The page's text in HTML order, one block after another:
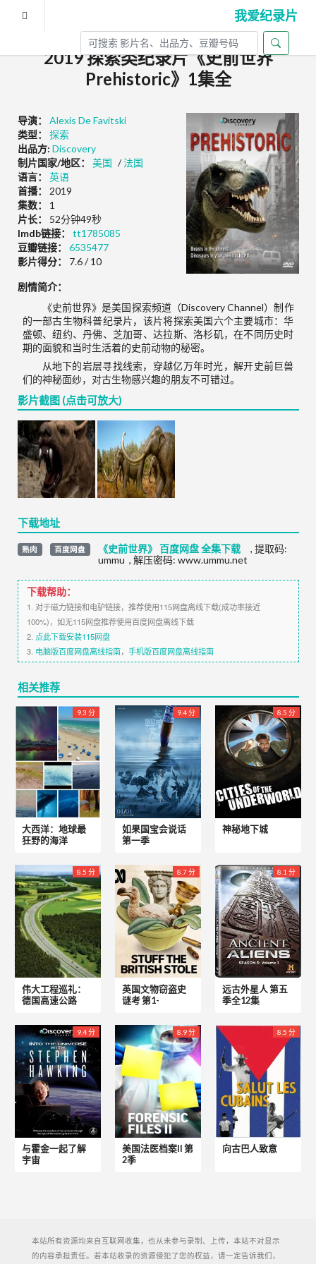
我爱纪录片
2019 探索类纪录片《史前世界
Prehistoric》1集全
导演：
Alexis De Favitski
类型：
探索
出品方: Discovery
制片国家/地区：
美国 /法国
语言：
英语
首播：
2019
集数：
1
片长：
52分钟49秒
Imdb链接：
tt1785085
豆瓣链接：
6535477
影片得分：
7.6 / 10
剧情简介：
《史前世界》是美国探索频道（Discovery Channel）制作
的一部古生物科普纪录片，该片将探索美国六个主要城市：华
盛顿、纽约、丹佛、芝加哥、达拉斯、洛杉矶，在不同历史时
期的面貌和当时生活着的史前动物的秘密。
从地下的岩层寻找线索，穿越亿万年时光，解开史前巨兽
们的神秘面纱，对古生物感兴趣的朋友不可错过。
影片截图 (点击可放大)
下载地址
熟肉 百度网盘 《史前世界》 百度网盘 全集下载 , 提取码:
ummu , 解压密码: www.ummu.net
下载帮助：
1. 对于磁力链接和电驴链接，推荐使用115网盘离线下载(成功率接近
100%)，如无115网盘推荐使用百度网盘离线下载
2. 点此下载安装115网盘
3. 电脑版百度网盘离线指南， 手机版百度网盘离线指南
相关推荐
9.3 分
大西洋：地球最
狂野的海洋
9.4 分
如果国宝会说话
第一季
8.5 分
神秘地下城
8.5 分
伟大工程巡礼：
德国高速公路
8.7 分
英国文物窃盗史
谜考 第1-
8.1 分
远古外星人 第五
季全12集
9.4 分
与霍金一起了解
宇宙
8.9 分
美国法医档案II 第
2季
8.5 分
向古巴人致意
本站所有资源均来自互联网收集，也从未参与录制、上传，本站不对显示
的内容承担责任。若本站收录的资源侵犯了您的权益，请一定告诉我们，